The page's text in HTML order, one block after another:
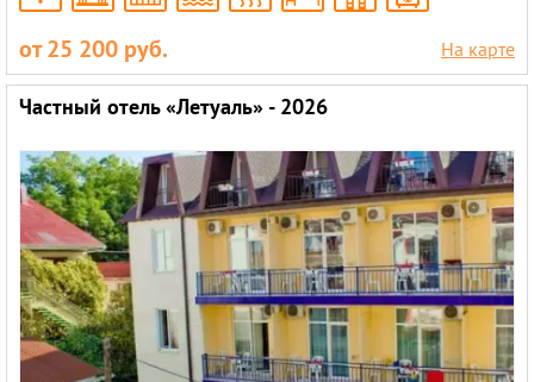
от 25 200 руб. На карте
Частный отель «Летуаль» - 2026